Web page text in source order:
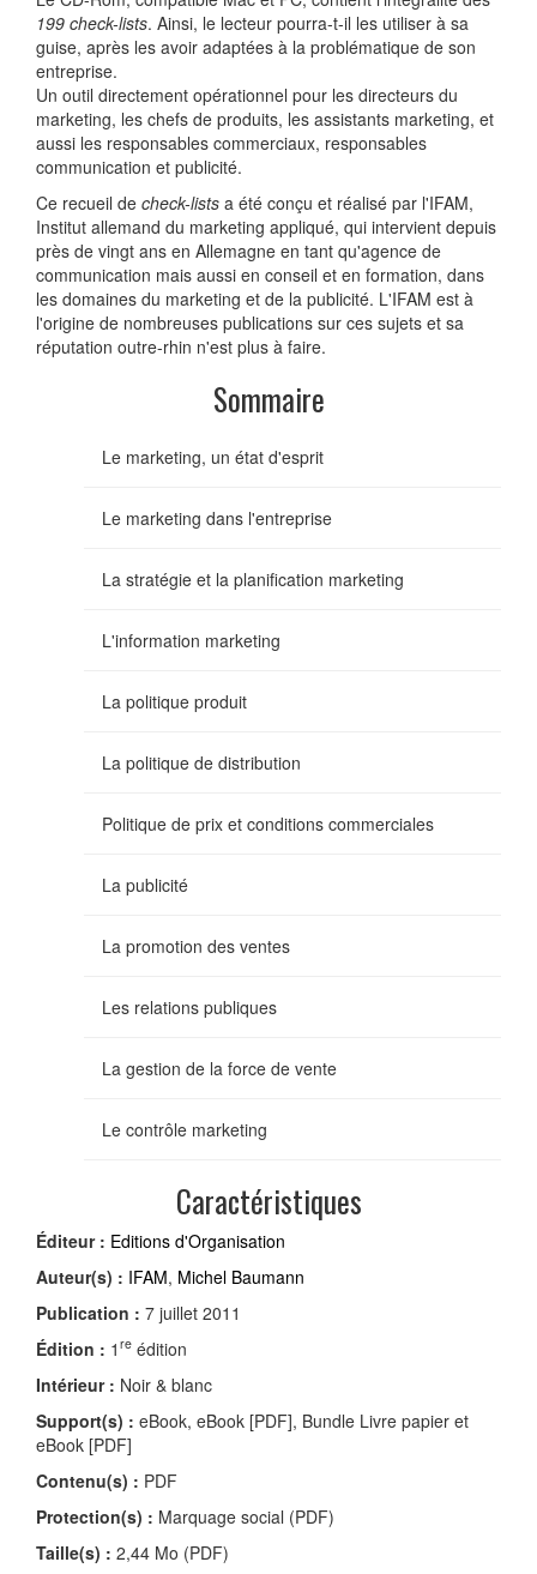
199 check-lists. Ainsi, le lecteur pourra-t-il les utiliser à sa
guise, après les avoir adaptées à la problématique de son
entreprise.
Un outil directement opérationnel pour les directeurs du
marketing, les chefs de produits, les assistants marketing, et
aussi les responsables commerciaux, responsables
communication et publicité.
Ce recueil de check-lists a été conçu et réalisé par l'IFAM,
Institut allemand du marketing appliqué, qui intervient depuis
près de vingt ans en Allemagne en tant qu'agence de
communication mais aussi en conseil et en formation, dans
les domaines du marketing et de la publicité. L'IFAM est à
l'origine de nombreuses publications sur ces sujets et sa
réputation outre-rhin n'est plus à faire.
Sommaire
Le marketing, un état d'esprit
Le marketing dans l'entreprise
La stratégie et la planification marketing
L'information marketing
La politique produit
La politique de distribution
Politique de prix et conditions commerciales
La publicité
La promotion des ventes
Les relations publiques
La gestion de la force de vente
Le contrôle marketing
Caractéristiques
Éditeur : Editions d'Organisation
Auteur(s) : IFAM, Michel Baumann
Publication : 7 juillet 2011
Édition : 1 re édition
Intérieur : Noir & blanc
Support(s) : eBook, eBook [PDF], Bundle Livre papier et
eBook [PDF]
Contenu(s) : PDF
Protection(s) : Marquage social (PDF)
Taille(s) : 2,44 Mo (PDF)